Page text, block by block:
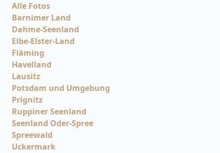
Alle Fotos
Barnimer Land
Dahme-Seenland
Elbe-Elster-Land
Fläming
Havelland
Lausitz
Potsdam und Umgebung
Prignitz
Ruppiner Seenland
Seenland Oder-Spree
Spreewald
Uckermark